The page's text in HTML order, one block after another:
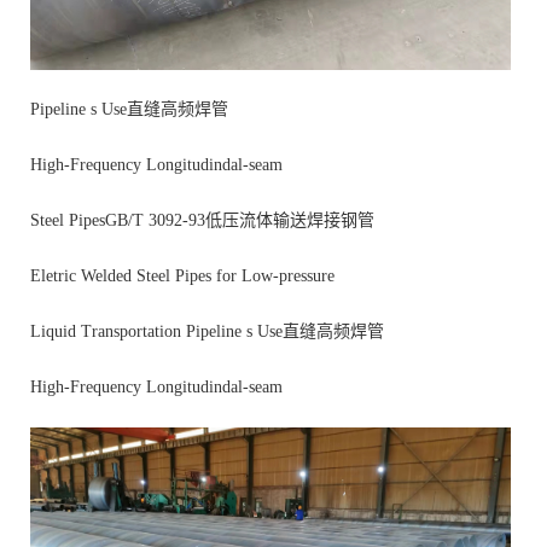
Pipeline s Use直缝高频焊管
High-Frequency Longitudindal-seam
Steel PipesGB/T 3092-93低压流体输送焊接钢管
Eletric Welded Steel Pipes for Low-pressure
Liquid Transportation Pipeline s Use直缝高频焊管
High-Frequency Longitudindal-seam